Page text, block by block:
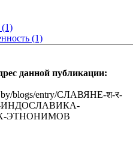
(1)
(1)
данной публикации:
blogs/entry/СЛАВЯНЕ-श-र-
ИНДОСЛАВИКА-
ЭТНОНИМОВ